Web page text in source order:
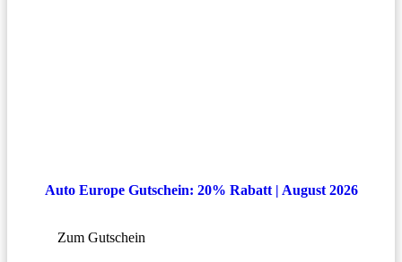
Auto Europe Gutschein: 20% Rabatt | August 2026
Zum Gutschein